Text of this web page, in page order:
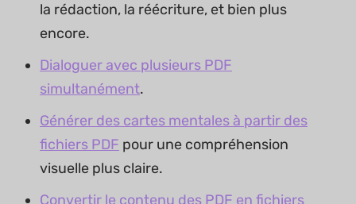
la rédaction, la réécriture, et bien plus
encore.
Dialoguer avec plusieurs PDF
simultanément.
Générer des cartes mentales à partir des
fichiers PDF pour une compréhension
visuelle plus claire.
Convertir le contenu des PDF en fichiers